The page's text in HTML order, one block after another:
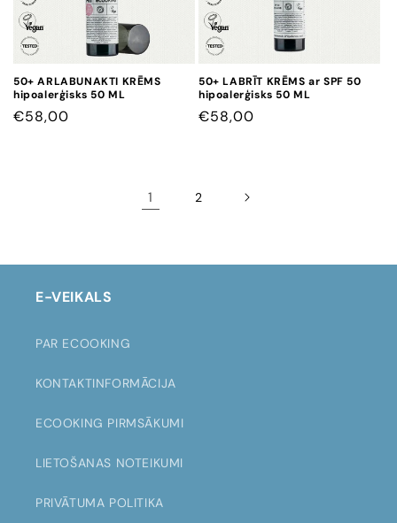
50+ ARLABUNAKTI KRĒMS
hipoalerģisks 50 ML
CENA
€58,00
50+ LABRĪT KRĒMS ar SPF 50
hipoalerģisks 50 ML
CENA
€58,00
1 2
E-VEIKALS
PAR ECOOKING
KONTAKTINFORMĀCIJA
ECOOKING PIRMSĀKUMI
LIETOŠANAS NOTEIKUMI
PRIVĀTUMA POLITIKA